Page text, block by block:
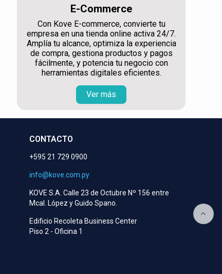
E-Commerce
Con Kove E-commerce, convierte tu
empresa en una tienda online activa 24/7.
Amplía tu alcance, optimiza la experiencia
de compra, gestiona productos y pagos
fácilmente, y potencia tu negocio con
herramientas digitales eficientes.
Ver más
CONTACTO
+595 21 729 0900
info@kove.com.py
KOVE S.A. Calle 23 de Octubre Nº 156 entre
Mcal. López y Guido Spano.
Edificio Recoleta Business Center
Piso 2 - Oficina 1